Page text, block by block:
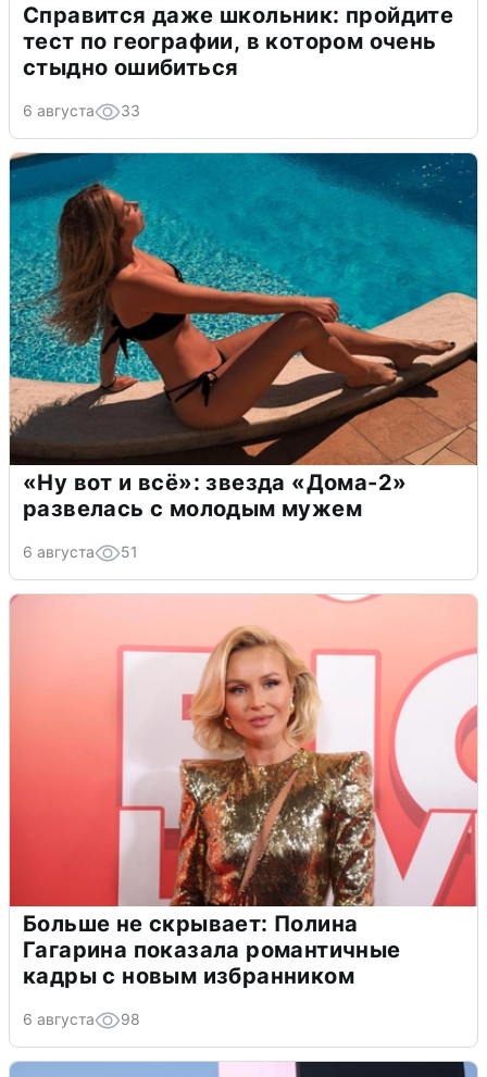
Справится даже школьник: пройдите
тест по географии, в котором очень
стыдно ошибиться
6 августа 33
«Ну вот и всё»: звезда «Дома-2»
развелась с молодым мужем
6 августа 51
Больше не скрывает: Полина
Гагарина показала романтичные
кадры с новым избранником
6 августа 98